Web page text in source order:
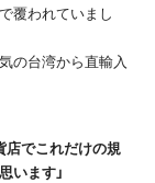
覆われていまし
の台湾から直輸入
店でこれだけの規
います」